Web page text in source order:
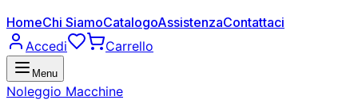
HomeChi SiamoCatalogoAssistenzaContattaci
Accedi
Carrello
Menu
Noleggio Macchine